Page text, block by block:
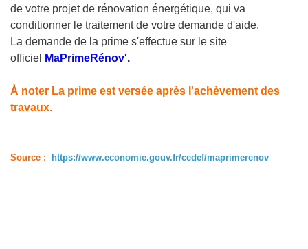
de votre projet de rénovation énergétique, qui va
conditionner le traitement de votre demande d'aide.
La demande de la prime s'effectue sur le site
officiel
MaPrimeRénov'.
À noter La prime est versée après l'achèvement des
travaux.
Source : https://www.economie.gouv.fr/cedef/maprimerenov